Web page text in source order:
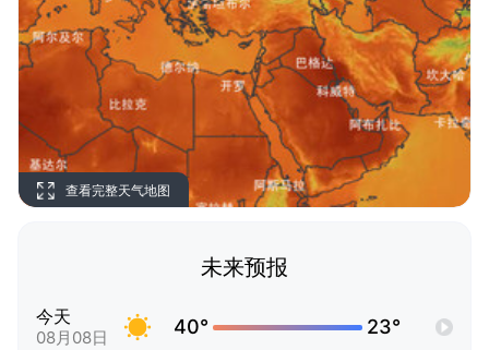
查看完整天气地图
未来预报
今天
08月08日 40° 23°